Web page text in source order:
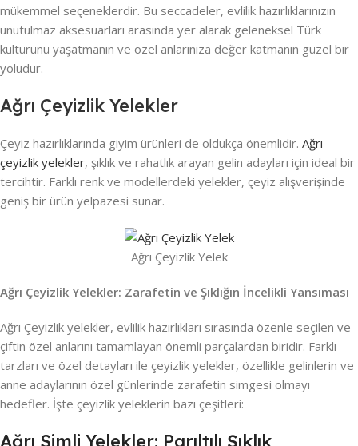
mükemmel seçeneklerdir. Bu seccadeler, evlilik hazırlıklarınızın
unutulmaz aksesuarları arasında yer alarak geleneksel Türk
kültürünü yaşatmanın ve özel anlarınıza değer katmanın güzel bir
yoludur.
Ağrı Çeyizlik Yelekler
Çeyiz hazırlıklarında giyim ürünleri de oldukça önemlidir. Ağrı
çeyizlik yelekler, şıklık ve rahatlık arayan gelin adayları için ideal bir
tercihtir. Farklı renk ve modellerdeki yelekler, çeyiz alışverişinde
geniş bir ürün yelpazesi sunar.
Ağrı Çeyizlik Yelek
Ağrı Çeyizlik Yelekler: Zarafetin ve Şıklığın İncelikli Yansıması
Ağrı Çeyizlik yelekler, evlilik hazırlıkları sırasında özenle seçilen ve
çiftin özel anlarını tamamlayan önemli parçalardan biridir. Farklı
tarzları ve özel detayları ile çeyizlik yelekler, özellikle gelinlerin ve
anne adaylarının özel günlerinde zarafetin simgesi olmayı
hedefler. İşte çeyizlik yeleklerin bazı çeşitleri:
Ağrı Simli Yelekler: Parıltılı Şıklık